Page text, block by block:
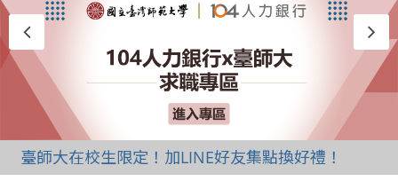
臺師大在校生限定！加LINE好友集點換好禮！